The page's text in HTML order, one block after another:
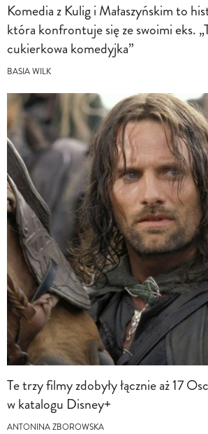
Komedia z Kulig i Małaszyńskim to
która konfrontuje się ze swoimi eks.
cukierkowa komedyjka”
BASIA WILK
Te trzy filmy zdobyły łącznie aż 17
w katalogu Disney+
ANTONINA ZBOROWSKA